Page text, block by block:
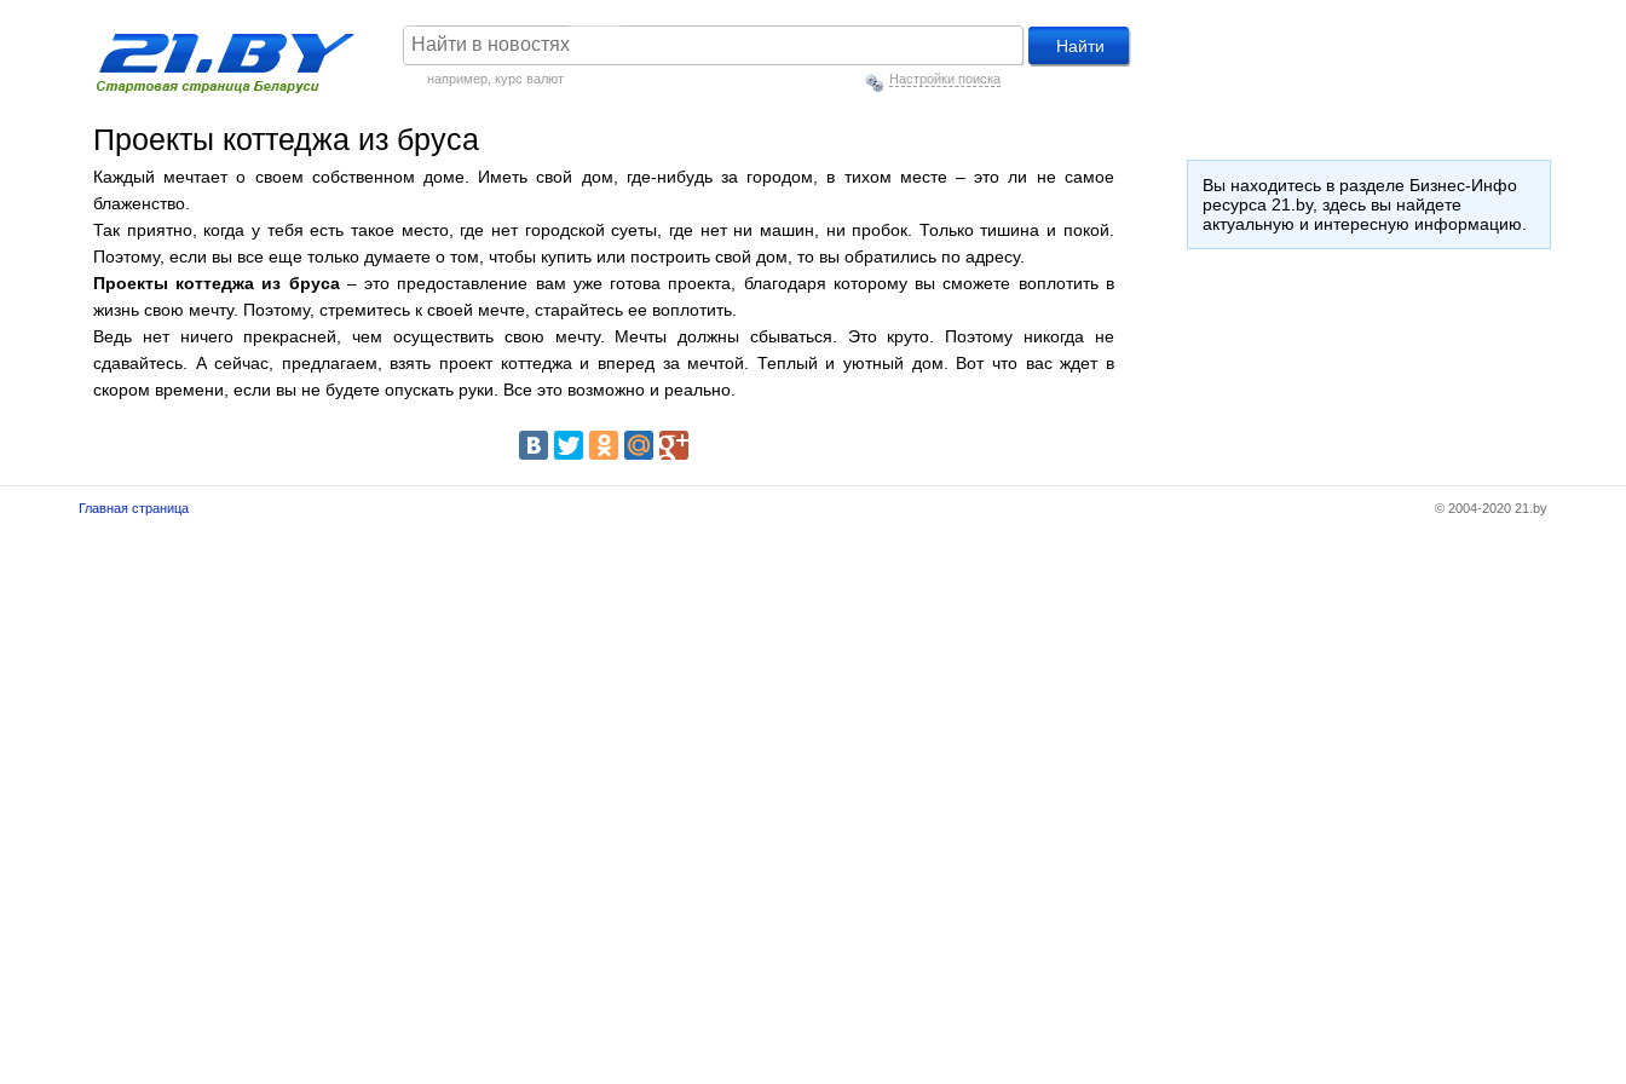
например, курс валют Настройки поиска
Проекты коттеджа из бруса
Каждый мечтает о своем собственном доме. Иметь свой дом, где-нибудь за городом, в тихом месте – это ли не самое
блаженство.
Так приятно, когда у тебя есть такое место, где нет городской суеты, где нет ни машин, ни пробок. Только тишина и покой.
Поэтому, если вы все еще только думаете о том, чтобы купить или построить свой дом, то вы обратились по адресу.
Проекты коттеджа из бруса– это предоставление вам уже готова проекта, благодаря которому вы сможете воплотить в
жизнь свою мечту. Поэтому, стремитесь к своей мечте, старайтесь ее воплотить.
Ведь нет ничего прекрасней, чем осуществить свою мечту. Мечты должны сбываться. Это круто. Поэтому никогда не
сдавайтесь. А сейчас, предлагаем, взять проект коттеджа и вперед за мечтой. Теплый и уютный дом. Вот что вас ждет в
скором времени, если вы не будете опускать руки. Все это возможно и реально.
Вы находитесь в разделе Бизнес-Инфо
ресурса 21.by, здесь вы найдете
актуальную и интересную информацию.
Главная страница © 2004-2020 21.by